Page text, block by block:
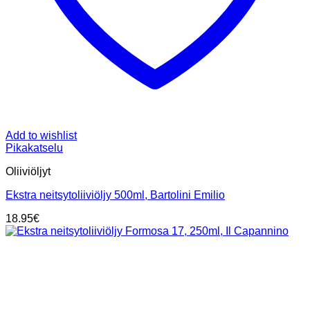
Add to wishlist
Pikakatselu
Oliiviöljyt
Ekstra neitsytoliiviöljy 500ml, Bartolini Emilio
18.95€